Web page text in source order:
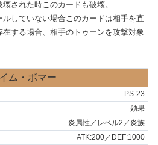
された時このカードも破壊。
ルしていない場合このカードは相手を直
する場合、相手のトゥーンを攻撃対象
ム・ボマー
PS-23
効果
炎属性／レベル2／炎族
ATK:200／DEF:1000